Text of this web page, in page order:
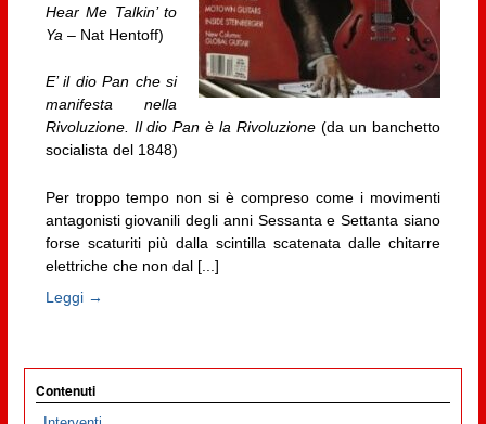
Hear Me Talkin’ to
Ya – Nat Hentoff)
E’ il dio Pan che si
manifesta nella
Rivoluzione. Il dio Pan è la Rivoluzione (da un banchetto
socialista del 1848)
Per troppo tempo non si è compreso come i movimenti
antagonisti giovanili degli anni Sessanta e Settanta siano
forse scaturiti più dalla scintilla scatenata dalle chitarre
elettriche che non dal [...]
Leggi →
Contenuti